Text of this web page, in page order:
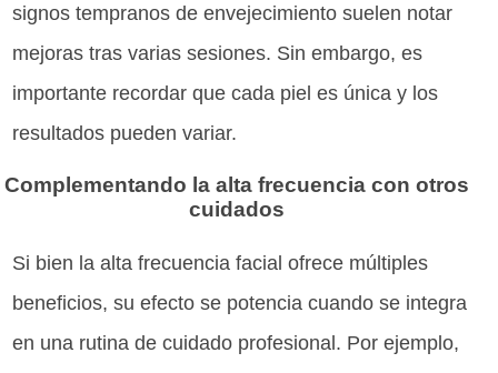
signos tempranos de envejecimiento suelen notar
mejoras tras varias sesiones. Sin embargo, es
importante recordar que cada piel es única y los
resultados pueden variar.
Complementando la alta frecuencia con otros
cuidados
Si bien la alta frecuencia facial ofrece múltiples
beneficios, su efecto se potencia cuando se integra
en una rutina de cuidado profesional. Por ejemplo,